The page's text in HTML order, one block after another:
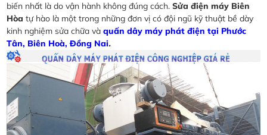
biến nhất là do vận hành không đúng cách.Sửa điện máy Biên
Hòa tự hào là một trong những đơn vị có đội ngũ kỹ thuật bề dày
kinh nghiệm sửa chữa vàquấn dây máy phát điện tại Phước
Tân, Biên Hoà, Đồng Nai.